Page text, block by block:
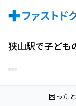
狭山駅で子ども
困った